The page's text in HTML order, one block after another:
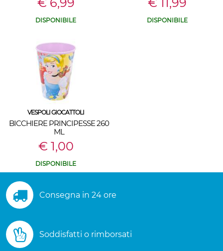
DISPONIBILE DISPONIBILE
VESPOLI GIOCATTOLI
BICCHIERE PRINCIPESSE 260
ML
€ 1,00
DISPONIBILE
Consegna in 24 ore
Soddisfatti o rimborsati